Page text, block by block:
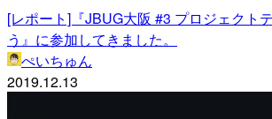
[レポート]『JBUG大阪 #3 プロジェクト
う』に参加してきました。
ぺいちゅん
2019.12.13